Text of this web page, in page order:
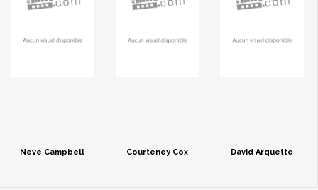
Neve Campbell Courteney Cox David Arquette